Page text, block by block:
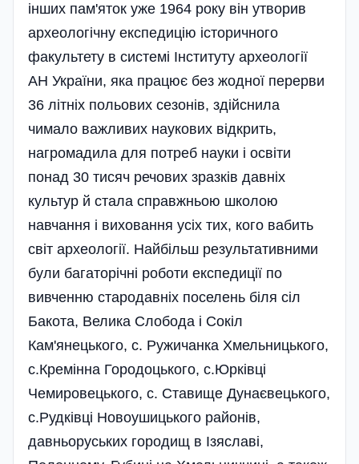
інших пам'яток уже 1964 року він утворив
археологічну експедицію історичного
факультету в системі Інституту археології
АН України, яка працює без жодної перерви
36 літніх польових сезонів, здійснила
чимало важливих наукових відкрить,
нагромадила для потреб науки і освіти
понад 30 тисяч речових зразків давніх
культур й стала справжньою школою
навчання і виховання усіх тих, кого вабить
світ археології. Найбільш результативними
були багаторічні роботи експедиції по
вивченню стародавніх поселень біля сіл
Бакота, Велика Слобода і Сокіл
Кам'янецького, с. Ружичанка Хмельницького,
с.Кремінна Городоцького, с.Юрківці
Чемировецького, с. Ставище Дунаєвецького,
с.Рудківці Новоушицького районів,
давньоруських городищ в Ізяславі,